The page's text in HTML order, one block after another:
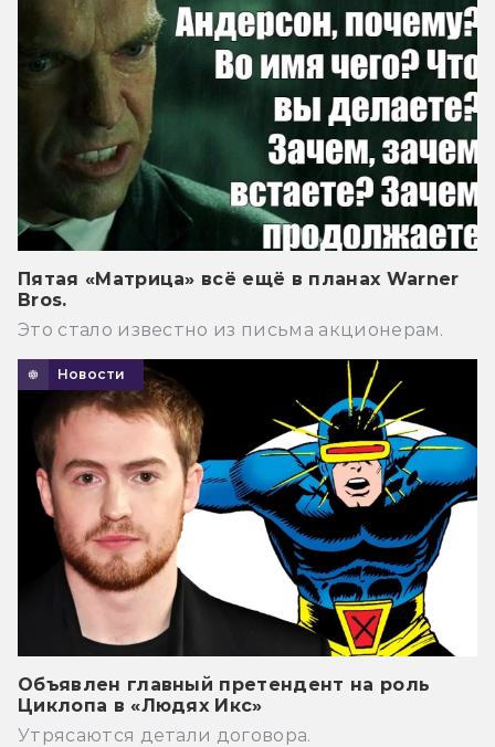
Пятая «Матрица» всё ещё в планах Warner
Bros.
Это стало известно из письма акционерам.
Новости
Объявлен главный претендент на роль
Циклопа в «Людях Икс»
Утрясаются детали договора.